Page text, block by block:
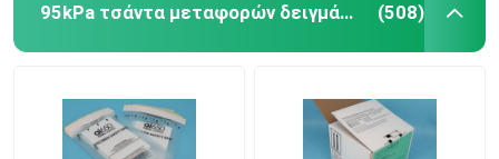
95kPa τσάντα μεταφορών δειγμάτων (508)